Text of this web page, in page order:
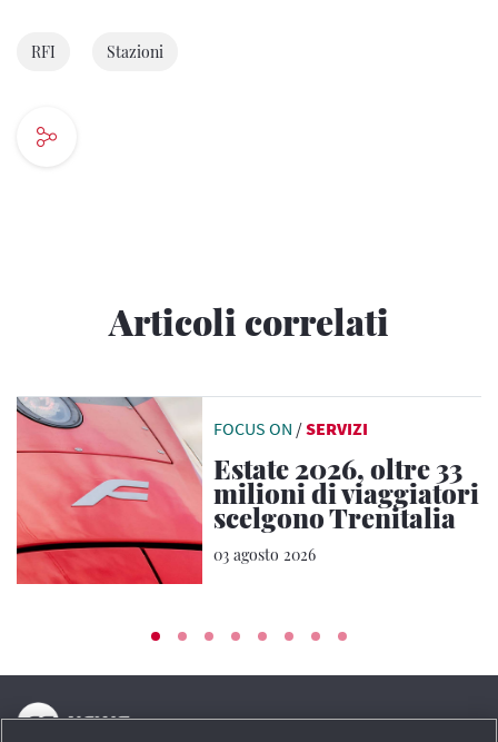
RFI Stazioni
Articoli correlati
FOCUS ON /SERVIZI
Estate 2026, oltre 33
milioni di viaggiatori
scelgono Trenitalia
03 agosto 2026